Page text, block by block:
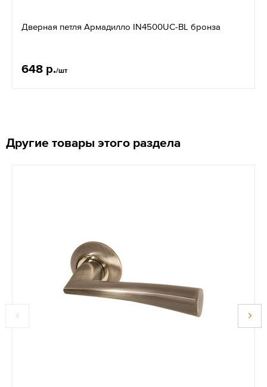
Дверная петля Армадилло IN4500UC-BL бронза
648 р./шт
Другие товары этого раздела